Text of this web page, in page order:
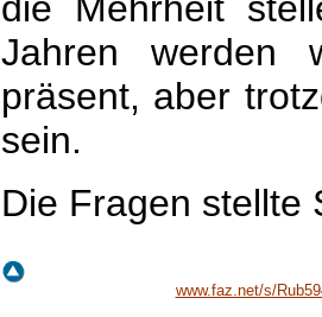
Jahren werden
präsent, aber
sein.
Die Fragen stellte
www.faz.net/s/